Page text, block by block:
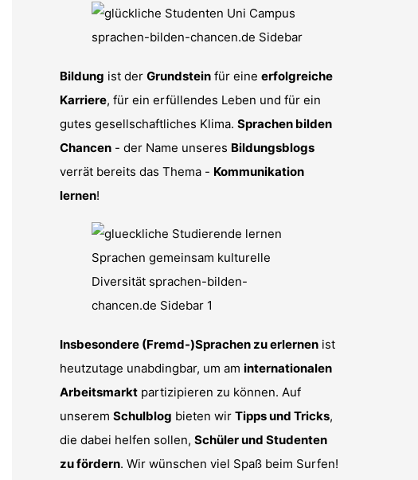
Bildung ist der Grundstein für eine erfolgreiche
Karriere, für ein erfüllendes Leben und für ein
gutes gesellschaftliches Klima. Sprachen bilden
Chancen - der Name unseres Bildungsblogs
verrät bereits das Thema - Kommunikation
lernen!
Insbesondere (Fremd-)Sprachen zu erlernen ist
heutzutage unabdingbar, um am internationalen
Arbeitsmarkt partizipieren zu können. Auf
unserem Schulblog bieten wir Tipps und Tricks,
die dabei helfen sollen, Schüler und Studenten
zu fördern. Wir wünschen viel Spaß beim Surfen!